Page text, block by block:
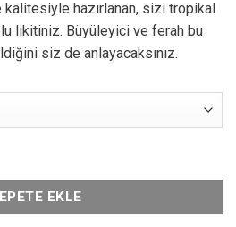
fiyat:
225,00₺.
hazırlanan, sizi tropikal
likitiniz. Büyüleyici ve ferah bu
siz de anlayacaksınız.
EKLE